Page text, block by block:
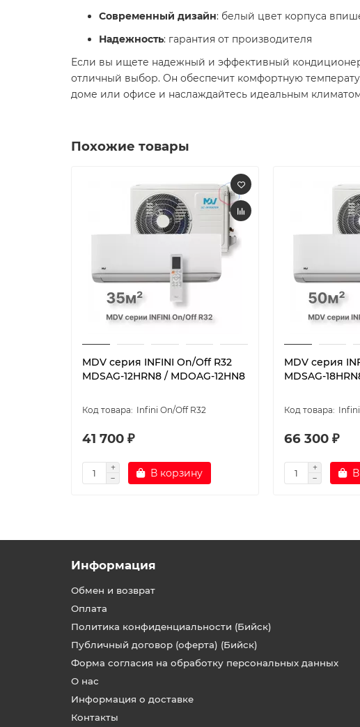
Современный дизайн: белый цвет корпуса
Надежность: гарантия от производителя​
Если вы ищете надежный и эффективный
отличный выбор. Он обеспечит комфортную
доме или офисе и наслаждайтесь идеальным
Похожие товары
MDV серия INFINI On/Off R32
MDSAG-12HRN8 / MDOAG-12HN8
Infini On/Off R32
41 700 ₽
В корзину
MDV серия
MDSAG-
66 300 ₽
Информация
Обмен и возврат
Оплата
Политика конфиденциальности (Бийск)
Публичный договор (оферта) (Бийск)
Форма согласия на обработку персональных данных
О нас
Информация о доставке
Контакты